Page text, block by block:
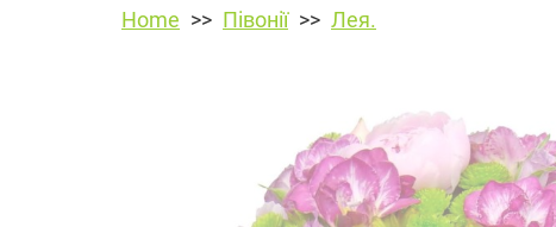
Home Півонії Лея.